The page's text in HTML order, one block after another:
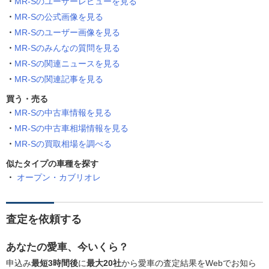
MR-Sの公式画像を見る
MR-Sのユーザー画像を見る
MR-Sのみんなの質問を見る
MR-Sの関連ニュースを見る
MR-Sの関連記事を見る
買う・売る
MR-Sの中古車情報を見る
MR-Sの中古車相場情報を見る
MR-Sの買取相場を調べる
似たタイプの車種を探す
オープン・カブリオレ
査定を依頼する
あなたの愛車、今いくら？
申込み最短3時間後に最大20社から愛車の査定結果をWebでお知ら